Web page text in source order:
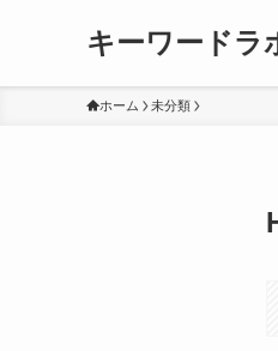
キーワードラ
ホーム 未分類